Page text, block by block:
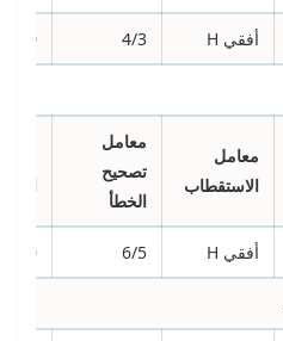
أفقي H 4/3
معامل
الاستقطاب
معامل
تصحيح
الخطأ
أفقي H 6/5